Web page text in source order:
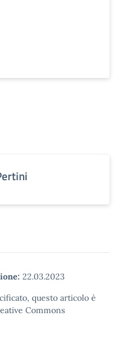
22.03.2023
questo articolo è
Commons